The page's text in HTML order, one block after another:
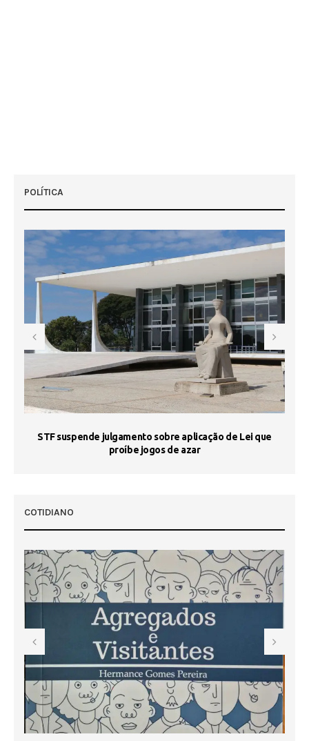
POLÍTICA
STF suspende julgamento sobre aplicação de Lei que
proíbe jogos de azar
COTIDIANO